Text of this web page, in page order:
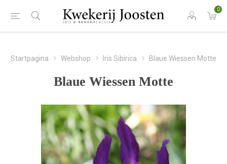
0
Startpagina Webshop Iris Sibirica Blaue Wiessen Motte
Blaue Wiessen Motte